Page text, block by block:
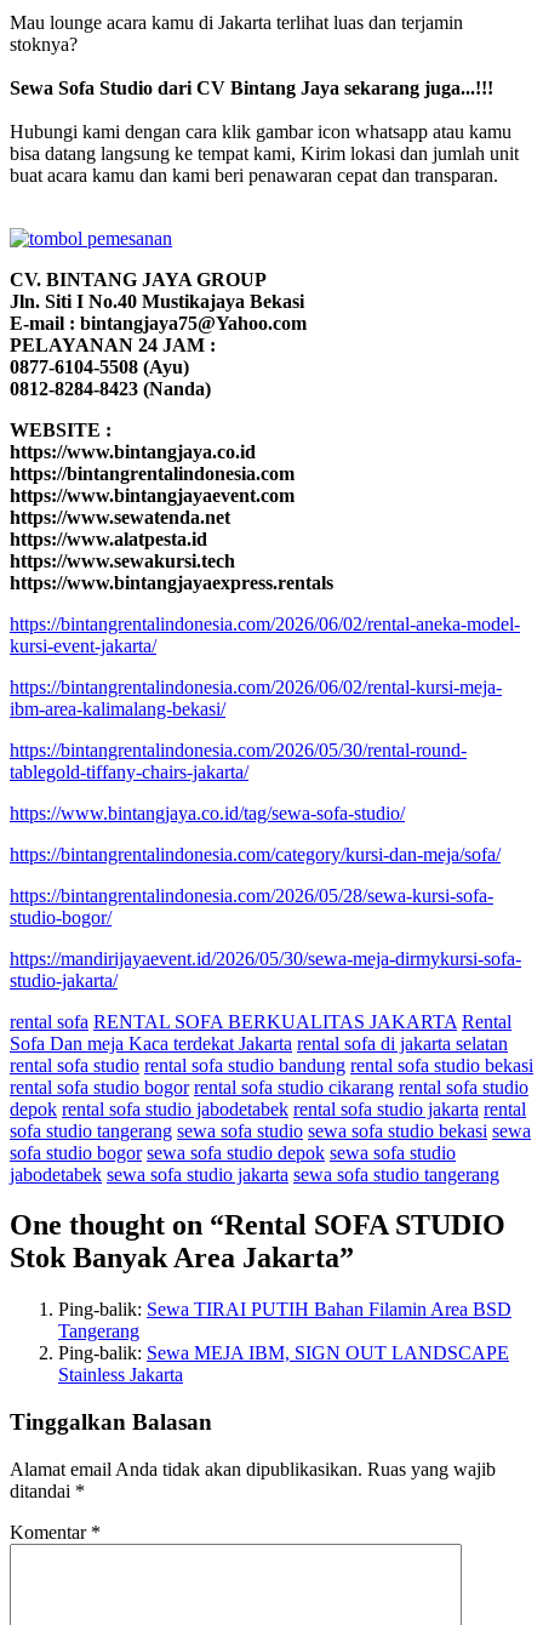
Mau lounge acara kamu di Jakarta terlihat luas dan terjamin
stoknya?
Sewa Sofa Studio dari CV Bintang Jaya sekarang juga...!!!
Hubungi kami dengan cara klik gambar icon whatsapp atau kamu
bisa datang langsung ke tempat kami, Kirim lokasi dan jumlah unit
buat acara kamu dan kami beri penawaran cepat dan transparan.
CV. BINTANG JAYA GROUP
Jln. Siti I No.40 Mustikajaya Bekasi
E-mail : bintangjaya75@Yahoo.com
PELAYANAN 24 JAM :
0877-6104-5508 (Ayu)
0812-8284-8423 (Nanda)
WEBSITE :
https://www.bintangjaya.co.id
https://bintangrentalindonesia.com
https://www.bintangjayaevent.com
https://www.sewatenda.net
https://www.alatpesta.id
https://www.sewakursi.tech
https://www.bintangjayaexpress.rentals
https://bintangrentalindonesia.com/2026/06/02/rental-aneka-model-
kursi-event-jakarta/
https://bintangrentalindonesia.com/2026/06/02/rental-kursi-meja-
ibm-area-kalimalang-bekasi/
https://bintangrentalindonesia.com/2026/05/30/rental-round-
tablegold-tiffany-chairs-jakarta/
https://www.bintangjaya.co.id/tag/sewa-sofa-studio/
https://bintangrentalindonesia.com/category/kursi-dan-meja/sofa/
https://bintangrentalindonesia.com/2026/05/28/sewa-kursi-sofa-
studio-bogor/
https://mandirijayaevent.id/2026/05/30/sewa-meja-dirmykursi-sofa-
studio-jakarta/
rental sofa RENTAL SOFA BERKUALITAS JAKARTA Rental
Sofa Dan meja Kaca terdekat Jakarta rental sofa di jakarta selatan
rental sofa studio rental sofa studio bandung rental sofa studio bekasi
rental sofa studio bogor rental sofa studio cikarang rental sofa studio
depok rental sofa studio jabodetabek rental sofa studio jakarta rental
sofa studio tangerang sewa sofa studio sewa sofa studio bekasi sewa
sofa studio bogor sewa sofa studio depok sewa sofa studio
jabodetabek sewa sofa studio jakarta sewa sofa studio tangerang
One thought on “Rental SOFA STUDIO
Stok Banyak Area Jakarta”
Ping-balik: Sewa TIRAI PUTIH Bahan Filamin Area BSD
Tangerang
Ping-balik: Sewa MEJA IBM, SIGN OUT LANDSCAPE
Stainless Jakarta
Tinggalkan Balasan
Alamat email Anda tidak akan dipublikasikan. Ruas yang wajib
ditandai *
Komentar *